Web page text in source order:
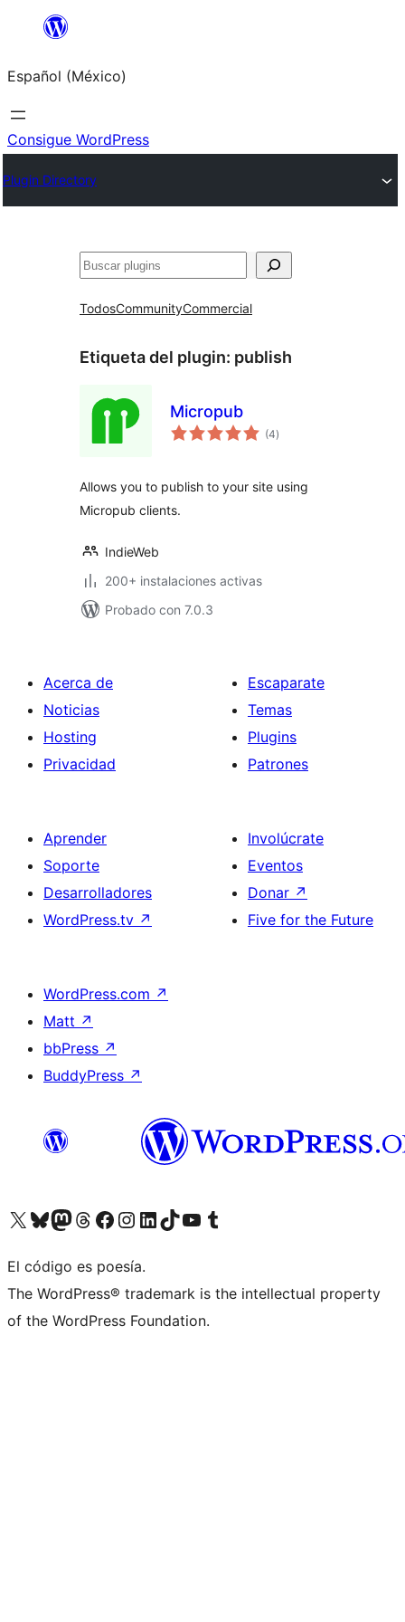
Saltar
contenido
Español (México)
Consigue WordPress
Plugin Directory
Buscar
TodosCommunityCommercial
Etiqueta del plugin: publish
Micropub
(4total
de
)
Allows you to publish to your site using
Micropub clients.
IndieWeb
200+ instalaciones activas
Probado con 7.0.3
Acerca de
Noticias
Hosting
Privacidad
Escaparate
Temas
Plugins
Patrones
Aprender
Soporte
Desarrolladores
WordPress.tv ↗
Involúcrate
Eventos
Donar ↗
Five for the Future
WordPress.com ↗
Matt ↗
bbPress ↗
BuddyPress ↗
Visita nuestra cuenta de X (anteriormente Twitter)
Visita nuestra cuenta de Bluesky
Visita nuestra cuenta de Mastodon
Visita nuestra cuenta de Threads
Visita nuestra página de Facebook
Visita nuestra cuenta de Instagram
Visita nuestra cuenta de LinkedIn
Visita nuestra cuenta de TikTok
Visita nuestro canal de YouTube
Visita nuestra cuenta de Tumblr
El código es poesía.
The WordPress® trademark is the intellectual property
of the WordPress Foundation.